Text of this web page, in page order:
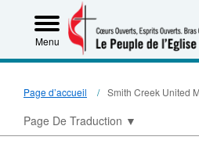
Menu
Page d’accueil Smith Creek United
Page De Traduction ▼